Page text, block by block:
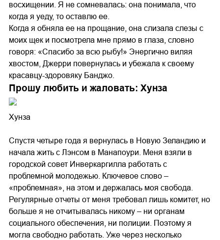
восхищении. Я не сомневалась: она понимала, что
когда я уеду, то оставлю ее.
Когда я обняла ее на прощание, она слизала слезы с
моих щек и посмотрела мне прямо в глаза, словно
говоря: «Спасибо за всю рыбу!» Энергично виляя
хвостом, Джерри повернулась и убежала к своему
красавцу-здоровяку Банджо.
Прошу любить и жаловать: Хунза
Хунза
Спустя четыре года я вернулась в Новую Зеландию и
начала жить с Лэнсом в Манапоури. Меня взяли в
городской совет Инверкаргилла работать с
проблемной молодежью. Ключевое слово –
«проблемная», на этом и держалась моя свобода.
Регулярные отчеты от меня требовал лишь комитет, но
больше я не отчитывалась никому – ни органам
социального обеспечения, ни полиции. Поэтому я
могла свободно работать. Уже через несколько